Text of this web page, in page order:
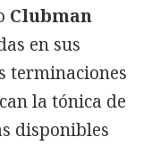
Clubman
en sus
terminaciones
la tónica de
disponibles